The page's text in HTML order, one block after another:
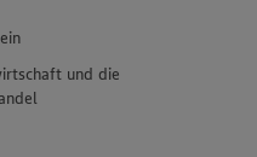
und die